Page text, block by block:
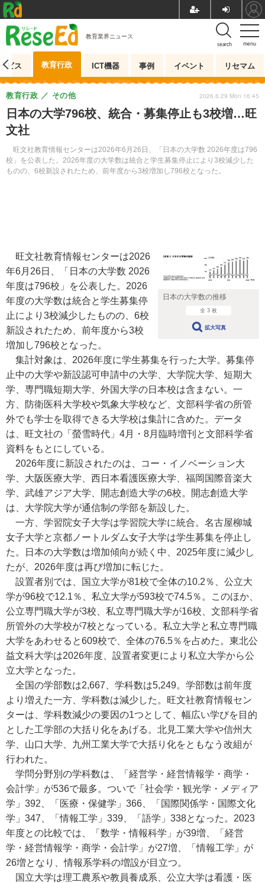
menu
search
教育業界ニュース
ビス 教育行政 ICT機器 事例 イベント リセマム
日本の大学796校、統合・募集停止も3校増…旺
文社
旺文社教育情報センターは2026年6月26日、「日本の大学数 2026年度は796
校」を公表した。2026年度の大学数は統合と学生募集停止により3校減少した
ものの、6校新設されたため、前年度から3校増加し796校となった。
教育行政 その他 2026.6.29 Mon 16:45
日本の大学数の推移
全 3 枚
拡大写真
旺文社教育情報センターは2026
年6月26日、「日本の大学数 2026
年度は796校」を公表した。2026
年度の大学数は統合と学生募集停
止により3校減少したものの、6校
新設されたため、前年度から3校
増加し796校となった。
集計対象は、2026年度に学生募集を行った大学。募集停
止中の大学や新設認可申請中の大学、大学院大学、短期大
学、専門職短期大学、外国大学の日本校は含まない。一
方、防衛医科大学校や気象大学校など、文部科学省の所管
外でも学士を取得できる大学校は集計に含めた。データ
は、旺文社の「螢雪時代」4月・8月臨時増刊と文部科学省
資料をもとにしている。
2026年度に新設されたのは、コー・イノベーション大
学、大阪医療大学、西日本看護医療大学、福岡国際音楽大
学、武雄アジア大学、開志創造大学の6校。開志創造大学
は、大学院大学が通信制の学部を新設した。
一方、学習院女子大学は学習院大学に統合。名古屋柳城
女子大学と京都ノートルダム女子大学は学生募集を停止し
た。日本の大学数は増加傾向が続く中、2025年度に減少し
たが、2026年度は再び増加に転じた。
設置者別では、国立大学が81校で全体の10.2％、公立大
学が96校で12.1％、私立大学が593校で74.5％。このほか、
公立専門職大学が3校、私立専門職大学が16校、文部科学省
所管外の大学校が7校となっている。私立大学と私立専門職
大学をあわせると609校で、全体の76.5％を占めた。東北公
益文科大学は2026年度、設置者変更により私立大学から公
立大学となった。
全国の学部数は2,667、学科数は5,249。学部数は前年度
より増えた一方、学科数は減少した。旺文社教育情報セン
ターは、学科数減少の要因の1つとして、幅広い学びを目的
とした工学部の大括り化をあげる。北見工業大学や信州大
学、山口大学、九州工業大学で大括り化をともなう改組が
行われた。
学問分野別の学科数は、「経営学・経営情報学・商学・
会計学」が536で最多。ついで「社会学・観光学・メディア
学」392、「医療・保健学」366、「国際関係学・国際文化
学」347、「情報工学」339、「語学」338となった。2023
年度との比較では、「数学・情報科学」が39増、「経営
学・経営情報学・商学・会計学」が27増、「情報工学」が
26増となり、情報系学科の増設が目立つ。
国立大学は理工農系や教員養成系、公立大学は看護・医